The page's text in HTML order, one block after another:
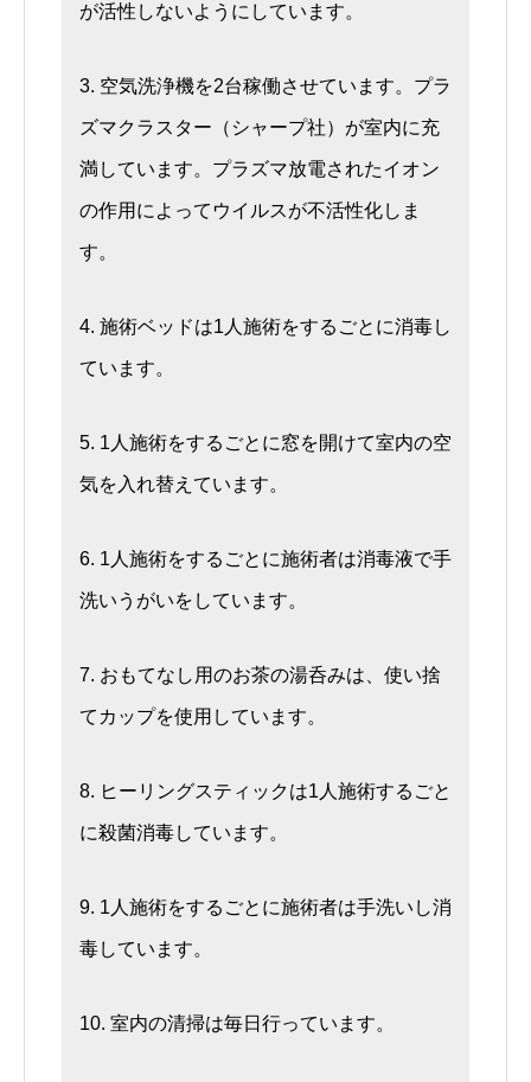
が活性しないようにしています。
3. 空気洗浄機を2台稼働させています。プラ
ズマクラスター（シャープ社）が室内に充
満しています。プラズマ放電されたイオン
の作用によってウイルスが不活性化しま
す。
4. 施術ベッドは1人施術をするごとに消毒し
ています。
5. 1人施術をするごとに窓を開けて室内の空
気を入れ替えています。
6. 1人施術をするごとに施術者は消毒液で手
洗いうがいをしています。
7. おもてなし用のお茶の湯呑みは、使い捨
てカップを使用しています。
8. ヒーリングスティックは1人施術するごと
に殺菌消毒しています。
9. 1人施術をするごとに施術者は手洗いし消
毒しています。
10. 室内の清掃は毎日行っています。